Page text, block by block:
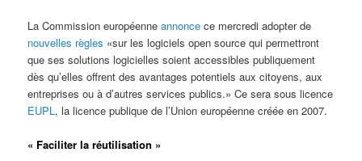
La Commission européenneannonce ce mercredi adopter de
nouvelles règles «sur les logiciels open source qui permettront
que ses solutions logicielles soient accessibles publiquement
dès qu’elles offrent des avantages potentiels aux citoyens, aux
entreprises ou à d’autres services publics.» Ce sera sous licence
EUPL, la licence publique de l’Union européenne créée en 2007.
« Faciliter la réutilisation »